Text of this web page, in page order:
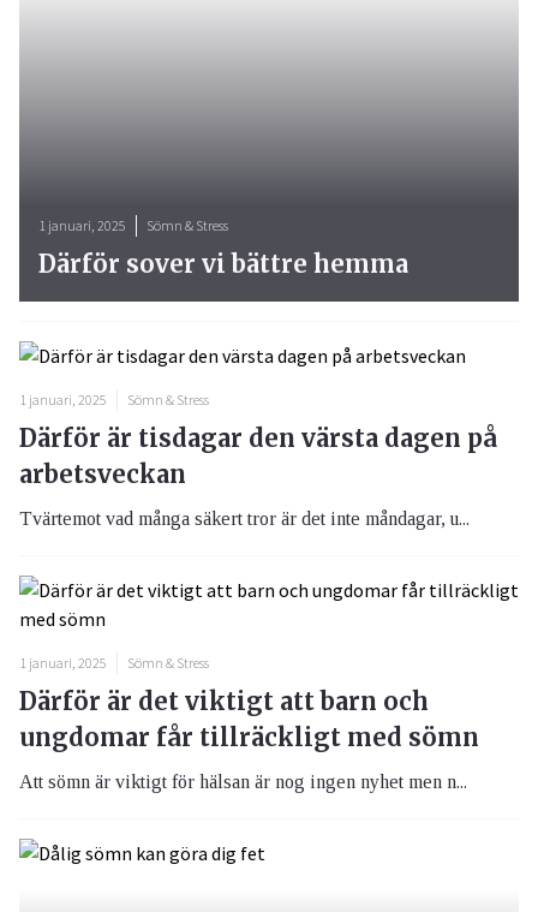
1 januari, 2025 Sömn & Stress
Därför är tisdagar den värsta dagen på
arbetsveckan
Tvärtemot vad många säkert tror är det inte måndagar, u...
1 januari, 2025 Sömn & Stress
Därför är det viktigt att barn och
ungdomar får tillräckligt med sömn
Att sömn är viktigt för hälsan är nog ingen nyhet men n...
1 januari, 2025 Sömn & Stress
Därför sover vi bättre hemma